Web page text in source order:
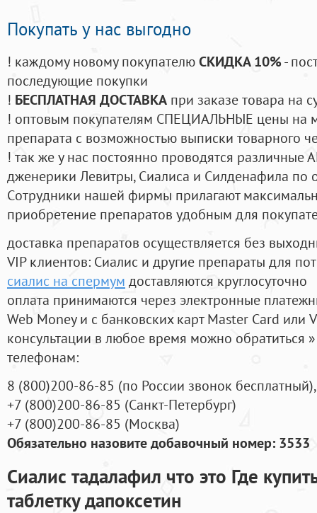
Покупать у нас выгодно
! каждому новому покупателюСКИДКА 10%-
последующие покупки
! БЕСПЛАТНАЯ ДОСТАВКА при заказе товара на
! оптовым покупателям СПЕЦИАЛЬНЫЕ цены на
препарата с возможностью выписки товарного
! так же у нас постоянно проводятся
дженерики Левитры, Сиалиса и Силденафила по
Cотрудники нашей фирмы прилагают
приобретение препаратов удобным для
доставка препаратов осуществляется без
VIP клиентов: Сиалис и другие препараты для
сиалис на спермум доставляются круглосуточно
оплата принимаются через электронные
Web Money и с банковских карт Master Card или
консультации в любое время можно обратиться
телефонам:
8 (800)200-86-85 (по России звонок бесплатный),
+7 (800)200-86-85 (Санкт-Петербург)
+7 (800)200-86-85 (Москва)
Обязательно назовите добавочный номер: 3533
Сиалис тадалафил что это Где
таблетку дапоксетин